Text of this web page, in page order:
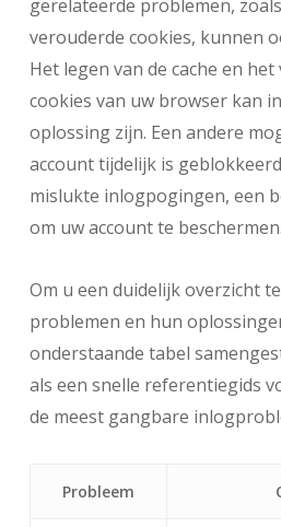
gerelateerde problemen,
verouderde cookies, kunnen
Het legen van de cache en
cookies van uw browser kan
oplossing zijn. Een andere
account tijdelijk is
mislukte inlogpogingen, een
om uw account te beschermen.
Om u een duidelijk overzicht
problemen en hun
onderstaande tabel
als een snelle referentiegids
de meest gangbare
Probleem